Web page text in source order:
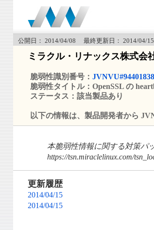
公開日： 2014/04/08 最終更新日： 2014/04/15
ミラクル・リナックス株式会
脆弱性識別番号： JVNVU#94401838
脆弱性タイトル：OpenSSL の
ステータス：該当製品あり
以下の情報は、製品開発者から
本脆弱性情報に関する対策パ
https://tsn.miraclelinux.com/
更新履歴
2014/04/15
2014/04/15